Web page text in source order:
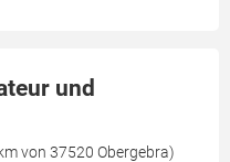
und
von 37520 Obergebra)